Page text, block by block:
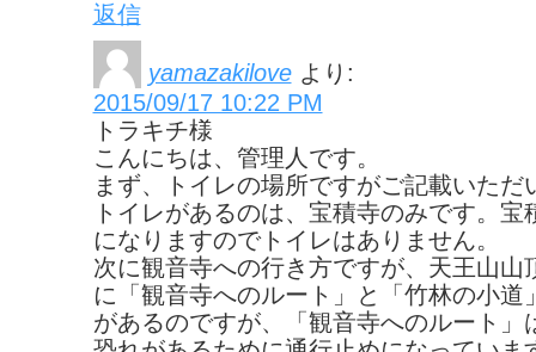
返信
yamazakilove より:
2015/09/17 10:22 PM
トラキチ様
こんにちは、管理人です。
まず、トイレの場所ですがご記載いただ
トイレがあるのは、宝積寺のみです。宝
になりますのでトイレはありません。
次に観音寺への行き方ですが、天王山山
に「観音寺へのルート」と「竹林の小道
があるのですが、「観音寺へのルート」